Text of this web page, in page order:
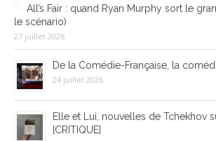
All’s Fair : quand Ryan Murphy sort le
le scénario)
27 juillet 2026
De la Comédie-Française, la
24 juillet 2026
Elle et Lui, nouvelles de Tchekhov
[CRITIQUE]